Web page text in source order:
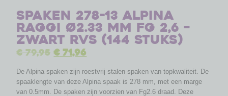
Spaken 278-13 Alpina
Raggi ø2.33 mm FG 2,6 –
zwart RVS (144 stuks)
€79,95 €71,96
De Alpina spaken zijn roestvrij stalen spaken van topkwaliteit. De
spaaklengte van deze Alpina spaak is 278 mm, met een marge
van 0.5mm. De spaken zijn voorzien van Fg2.6 draad. Deze